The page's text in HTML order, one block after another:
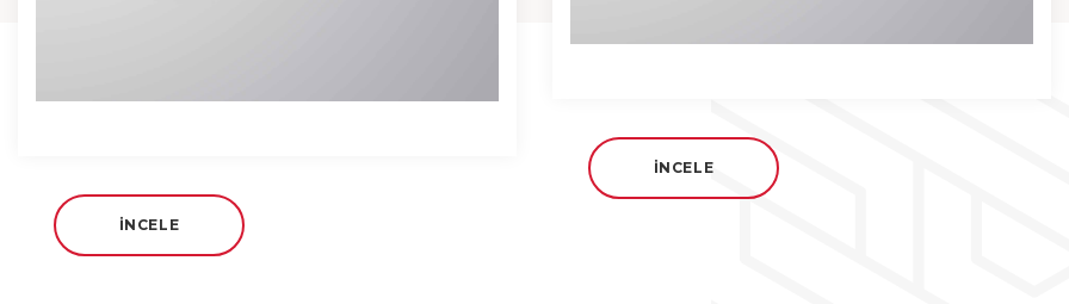
İNCELE
İNCELE